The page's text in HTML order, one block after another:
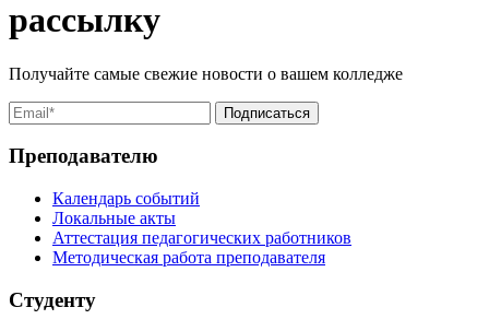
рассылку
Получайте самые свежие новости о вашем колледже
Преподавателю
Календарь событий
Локальные акты
Аттестация педагогических работников
Методическая работа преподавателя
Студенту